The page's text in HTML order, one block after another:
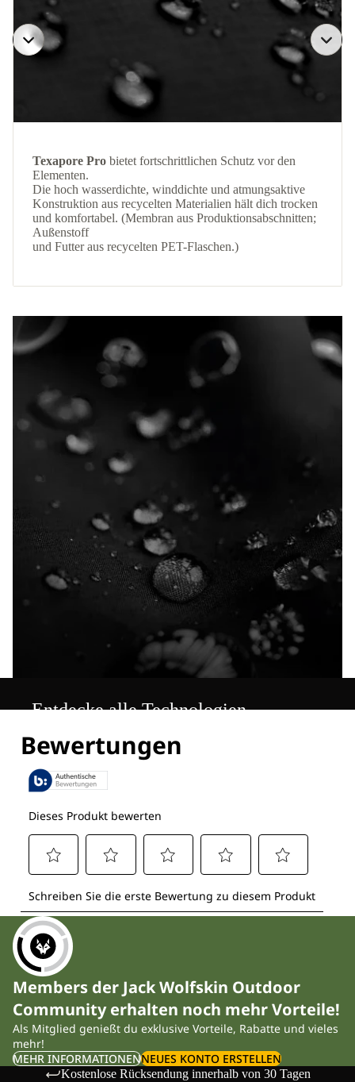
Texapore Pro bietet fortschrittlichen Schutz vor den
Elementen.
Die hoch wasserdichte, winddichte und atmungsaktive
Konstruktion aus recycelten Materialien hält dich trocken
und komfortabel. (Membran aus Produktionsabschnitten;
Außenstoff
und Futter aus recycelten PET-Flaschen.)
Entdecke alle Technologien
Members der Jack Wolfskin Outdoor
Community erhalten noch mehr Vorteile!
Als Mitglied genießt du exklusive Vorteile, Rabatte und vieles
mehr!
MEHR INFORMATIONENNEUES KONTO ERSTELLEN
Kostenlose Rücksendung innerhalb von 30 Tagen